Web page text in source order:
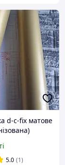
d-c-fix матове
вказана за
5.0 (1)